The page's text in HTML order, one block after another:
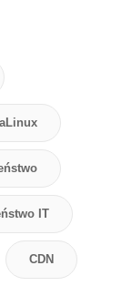
IT
CDN